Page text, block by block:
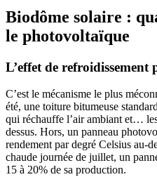
Biodôme solaire :
le photovoltaïque
L’effet de
C’est le mécanisme le plus
été, une toiture bitumeuse
qui réchauffe l’air ambiant et…
dessus. Hors, un panneau
rendement par degré Celsius au-
chaude journée de juillet, un
15 à 20% de sa production.